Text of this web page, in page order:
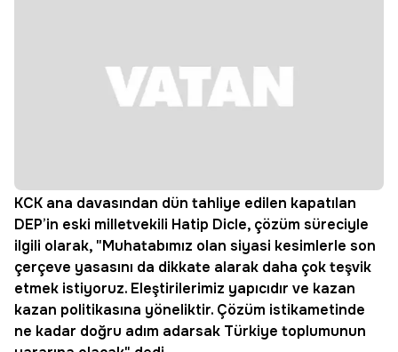
KCK ana davasından dün tahliye edilen kapatılan
DEP’in eski milletvekili Hatip Dicle, çözüm süreciyle
ilgili olarak, "Muhatabımız olan siyasi kesimlerle son
çerçeve yasasını da dikkate alarak daha çok teşvik
etmek istiyoruz. Eleştirilerimiz yapıcıdır ve kazan
kazan politikasına yöneliktir. Çözüm istikametinde
ne kadar doğru adım adarsak Türkiye toplumunun